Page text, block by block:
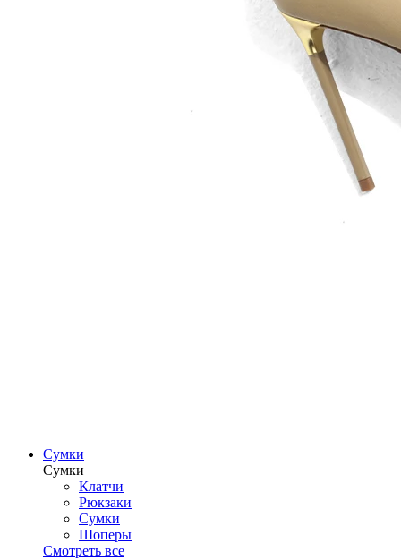
Сумки
Сумки
Клатчи
Рюкзаки
Сумки
Шоперы
Смотреть все